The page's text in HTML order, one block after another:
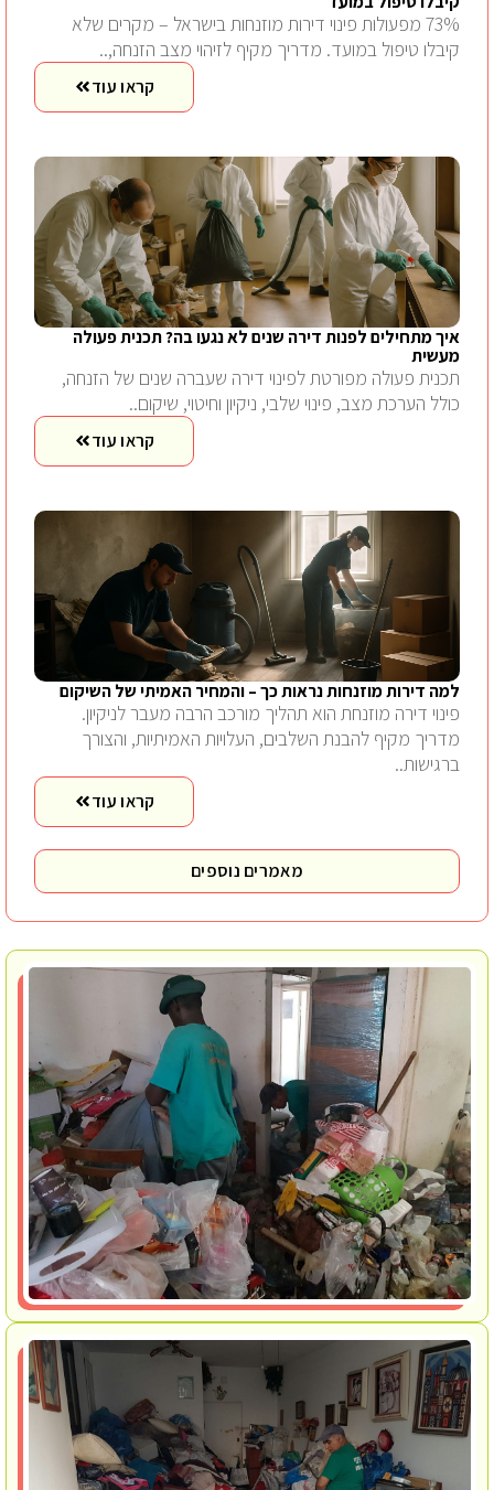
73% מפעולות פינוי דירות מוזנחות בישראל – מקרים שלא
קיבלו טיפול במועד. מדריך מקיף לזיהוי מצב הזנחה,..
קראו עוד
איך מתחילים לפנות דירה שנים לא נגעו בה? תכנית פעולה
מעשית
תכנית פעולה מפורטת לפינוי דירה שעברה שנים של הזנחה,
כולל הערכת מצב, פינוי שלבי, ניקיון וחיטוי, שיקום..
קראו עוד
למה דירות מוזנחות נראות כך – והמחיר האמיתי של השיקום
פינוי דירה מוזנחת הוא תהליך מורכב הרבה מעבר לניקיון.
מדריך מקיף להבנת השלבים, העלויות האמיתיות, והצורך
ברגישות..
קראו עוד
מאמרים נוספים